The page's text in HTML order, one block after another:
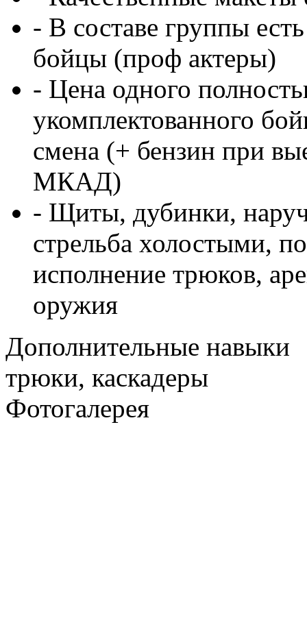
- В составе группы
бойцы (проф актеры)
- Цена одного
укомплектованного
смена (+ бензин при
МКАД)
- Щиты, дубинки,
стрельба холостыми,
исполнение трюков,
оружия
Дополнительные навыки
трюки, каскадеры
Фотогалерея